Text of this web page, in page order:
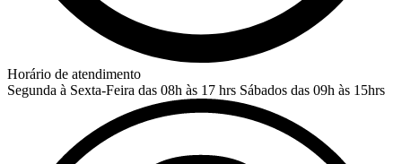
Horário de atendimento
Segunda à Sexta-Feira das 08h às 17 hrs Sábados das 09h às 15hrs